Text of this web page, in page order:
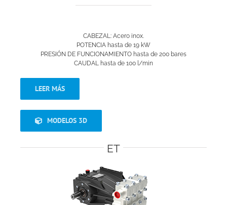
CABEZAL: Acero inox.
POTENCIA hasta de 19 kW
PRESIÓN DE FUNCIONAMIENTO hasta de 200 bares
CAUDAL hasta de 100 l/min
LEER MÁS
MODELOS 3D
ET